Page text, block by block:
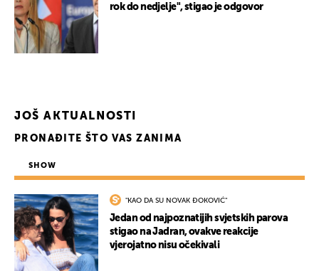
rok do nedjelje", stigao je odgovor
JOŠ AKTUALNOSTI
PRONAĐITE ŠTO VAS ZANIMA
SHOW
"KAO DA SU NOVAK ĐOKOVIĆ"
Jedan od najpoznatijih svjetskih parova
stigao na Jadran, ovakve reakcije
vjerojatno nisu očekivali